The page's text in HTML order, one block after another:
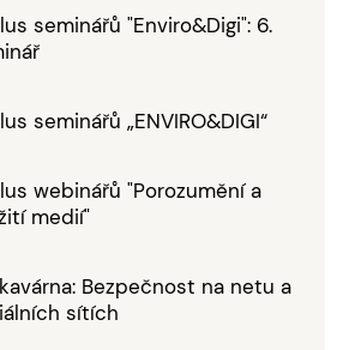
seminářů "Enviro&Digi": 6.
seminářů „ENVIRO&DIGI“
webinářů "Porozumění a
medií"
Bezpečnost na netu a
sítích